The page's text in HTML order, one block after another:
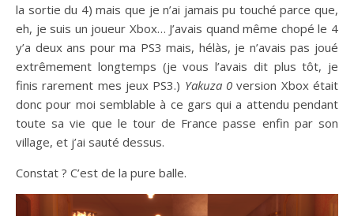
la sortie du 4) mais que je n’ai jamais pu touché parce que,
eh, je suis un joueur Xbox… J’avais quand même chopé le 4
y’a deux ans pour ma PS3 mais, hélàs, je n’avais pas joué
extrêmement longtemps (je vous l’avais dit plus tôt, je
finis rarement mes jeux PS3.) Yakuza 0 version Xbox était
donc pour moi semblable à ce gars qui a attendu pendant
toute sa vie que le tour de France passe enfin par son
village, et j’ai sauté dessus.
Constat ? C’est de la pure balle.